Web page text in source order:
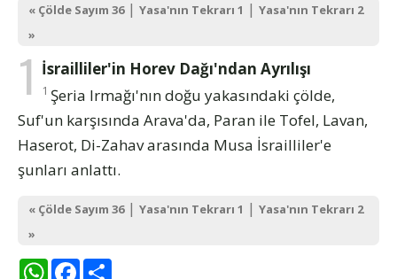
« Çölde Sayım 36| Yasa'nın Tekrarı 1 | Yasa'nın Tekrarı 2
»
1 İsrailliler'in Horev Dağı'ndan Ayrılışı
1 Şeria Irmağı'nın doğu yakasındaki çölde,
Suf'un karşısında Arava'da, Paran ile Tofel, Lavan,
Haserot, Di-Zahav arasında Musa İsrailliler'e
şunları anlattı.
« Çölde Sayım 36| Yasa'nın Tekrarı 1 | Yasa'nın Tekrarı 2
»
WhatsAppFacebook